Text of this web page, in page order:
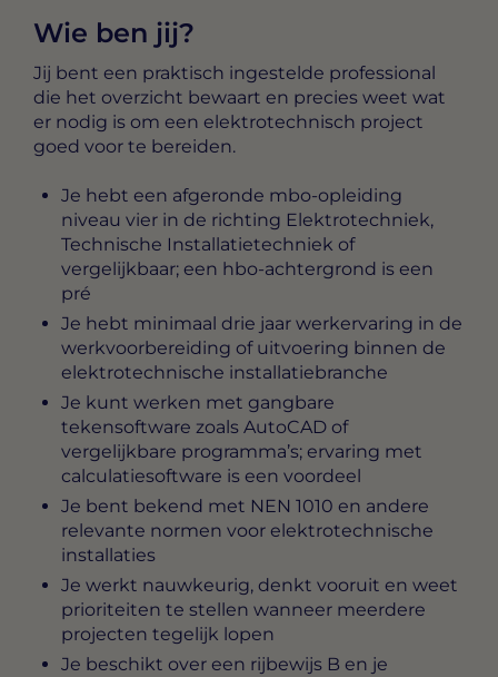
Wie ben jij?
Jij bent een praktisch ingestelde professional
die het overzicht bewaart en precies weet wat
er nodig is om een elektrotechnisch project
goed voor te bereiden.
Je hebt een afgeronde mbo-opleiding
niveau vier in de richting Elektrotechniek,
Technische Installatietechniek of
vergelijkbaar; een hbo-achtergrond is een
pré
Je hebt minimaal drie jaar werkervaring in de
werkvoorbereiding of uitvoering binnen de
elektrotechnische installatiebranche
Je kunt werken met gangbare
tekensoftware zoals AutoCAD of
vergelijkbare programma’s; ervaring met
calculatiesoftware is een voordeel
Je bent bekend met NEN 1010 en andere
relevante normen voor elektrotechnische
installaties
Je werkt nauwkeurig, denkt vooruit en weet
prioriteiten te stellen wanneer meerdere
projecten tegelijk lopen
Je beschikt over een rijbewijs B en je